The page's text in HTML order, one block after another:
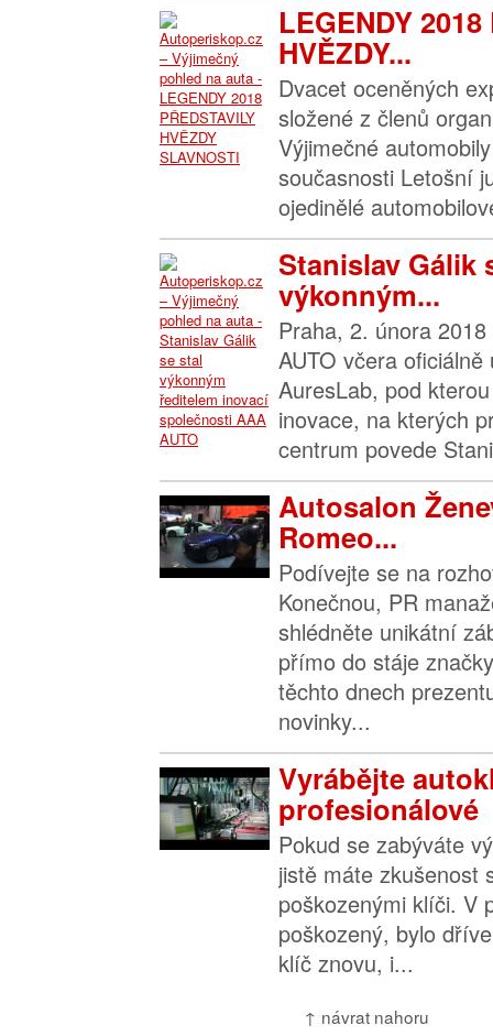
LEGENDY 2018
HVĚZDY...
Dvacet oceněných
složené z členů
Výjimečné
současnosti Letošní
ojedinělé
Stanislav Gálik
výkonným...
Praha, 2. února
AUTO včera
AuresLab, pod
inovace, na kterých
centrum povede
Autosalon
Romeo...
Podívejte se na
Konečnou, PR
shlédněte unikátní
přímo do stáje
těchto dnech
novinky...
Vyrábějte
profesionálové
Pokud se zabýváte
jistě máte zkušenost
poškozenými klíči. V
poškozený, bylo
klíč znovu, i...
↑ návrat nahoru